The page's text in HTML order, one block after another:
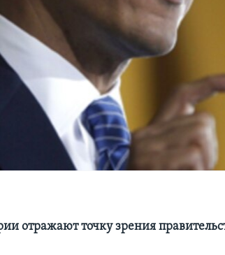
отражают точку зрения